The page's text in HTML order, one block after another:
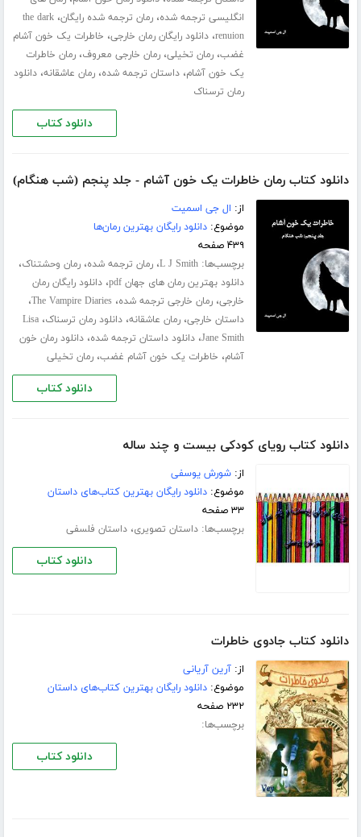
انگلیسی ترجمه شده،رمان ترجمه شده رایگان،the dark
renuion،دانلود رایگان رمان خارجی، خاطرات یک خون آشام
غضب،رمان تخیلی،رمان خارجی معروف،رمان خاطرات
یک خون آشام،داستان ترجمه شده،رمان عاشقانه،دانلود
رمان ترسناک
دانلود کتاب
دانلود کتاب رمان خاطرات یک خون آشام - جلد پنجم (شب هنگام)
از: ال جی اسمیت
موضوع:دانلود رایگان بهترین رمان‌ها
۴۳۹ صفحه
برچسب‌ها:L J Smith،رمان ترجمه شده،رمان وحشتناک،
دانلود بهترین رمان های جهان pdf ،دانلود رایگان رمان
خارجی،رمان خارجی ترجمه شده،The Vampire Diaries،
داستان خارجی،رمان عاشقانه،دانلود رمان ترسناک،Lisa
Jane Smith،دانلود داستان ترجمه شده،دانلود رمان خون
آشام، خاطرات یک خون آشام غضب،رمان تخیلی
دانلود کتاب
دانلود کتاب رویای کودکی بیست و چند ساله
از:شورش یوسفی
موضوع:دانلود رایگان بهترین کتاب‌های داستان
۳۳ صفحه
برچسب‌ها:داستان تصویری،داستان فلسفی
دانلود کتاب
دانلود کتاب جادوی خاطرات
از:آرین آریانی
موضوع:دانلود رایگان بهترین کتاب‌های داستان
۲۳۲ صفحه
برچسب‌ها:
دانلود کتاب